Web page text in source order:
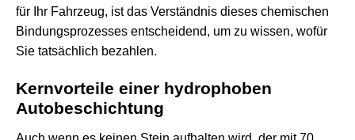
für Ihr Fahrzeug, ist das Verständnis dieses chemischen
Bindungsprozesses entscheidend, um zu wissen, wofür
Sie tatsächlich bezahlen.
Kernvorteile einer hydrophoben
Autobeschichtung